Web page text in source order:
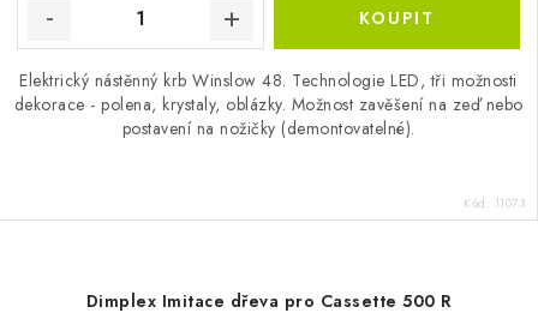
Elektrický nástěnný krb Winslow 48. Technologie LED, tři možnosti
dekorace - polena, krystaly, oblázky. Možnost zavěšení na zeď nebo
postavení na nožičky (demontovatelné).
Kód: 11073
Dimplex Imitace dřeva pro Cassette 500 R